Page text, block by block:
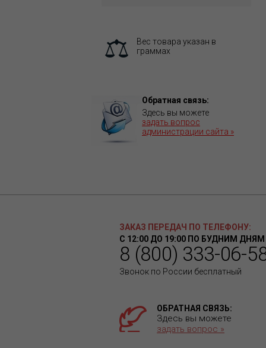
Вес товара указан в
граммах
Обратная связь:
Здесь вы можете
задать вопрос
администрации сайта »
ЗАКАЗ ПЕРЕДАЧ ПО ТЕЛЕФОНУ:
С 12:00 ДО 19:00 ПО БУДНИМ ДНЯМ
8 (800) 333-06-
Звонок по России бесплатный
ОБРАТНАЯ СВЯЗЬ:
Здесь вы можете
задать вопрос »